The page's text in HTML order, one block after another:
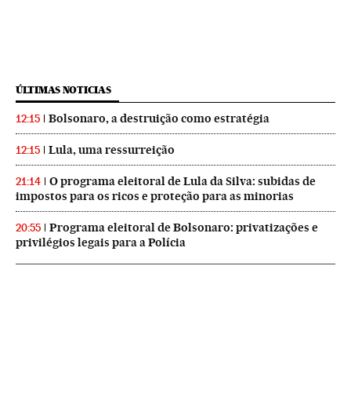
ÚLTIMAS NOTICIAS
12:15 Bolsonaro, a destruição como estratégia
12:15 Lula, uma ressurreição
21:14
O programa eleitoral de Lula da Silva: subidas de
impostos para os ricos e proteção para as minorias
20:55
Programa eleitoral de Bolsonaro: privatizações e
privilégios legais para a Polícia